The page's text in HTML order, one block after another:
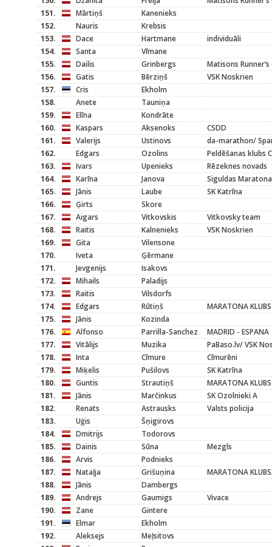
151.
Mārtiņš
Kanenieks
152.
Nauris
Krebsis
153.
Dace Hartmane
individuāli
154.
Santa
Vīmane
155.
Dailis Grinbergs
Matisons Runner’s
156.
Gatis Bērziņš
VSK Noskrien
157.
Cris
Ekholm
158.
Anete
Tauniņa
159.
Elīna
Kondrāte
160.
Kaspars Aksenoks
CSDD
161.
Valerijs Ustinovs
da-marathon/
162.
Edgars Ozolins
Peldēšanas klubs
163.
Ivars Upenieks
Rēzeknes novads
164.
Karīna Janova
Siguldas
165.
Jānis Laube
SK Katrīna
166.
Ģirts
Skore
167.
Aigars Vitkovskis
Vitkovsky team
168.
Raitis Kalnenieks
VSK Noskrien
169.
Gita
Vilensone
170.
Iveta
Ģērmane
171.
Jevgenijs
Isakovs
172.
Mihails
Paladijs
173.
Raitis
Vilsdorfs
174.
Edgars Rūtiņš
MARATONA KLUBS
175.
Jānis
Kozinda
176.
Alfonso Parrilla-Sanchez
MADRID - ESPANA
177.
Vitālijs Muzika
PaBaso.lv/ VSK
178.
Inta Cīmure
Cīmurēni
179.
Miķelis Pušilovs
SK Katrīna
180.
Guntis Strautiņš
MARATONA KLUBS
181.
Jānis Marčinkus
SK Ozolnieki A
182.
Renats Astrausks
Valsts policija
183.
Uģis
Šņigirovs
184.
Dmitrijs
Todorovs
185.
Dainis Sūna
Mezgls
186.
Arvis
Podnieks
187.
Nataļja Grišuņina
MARATONA
188.
Jānis
Dambergs
189.
Andrejs Gaumigs
Vivace
190.
Zane
Gintere
191.
Elmar
Ekholm
192.
Aleksejs
Meļsitovs